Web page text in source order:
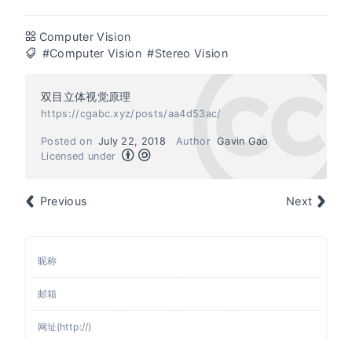
Computer Vision
#Computer Vision #Stereo Vision
双目立体视觉原理
https://cgabc.xyz/posts/aa4d53ac/
Author Gavin Gao
Posted on July 22, 2018
Licensed under
Previous Next